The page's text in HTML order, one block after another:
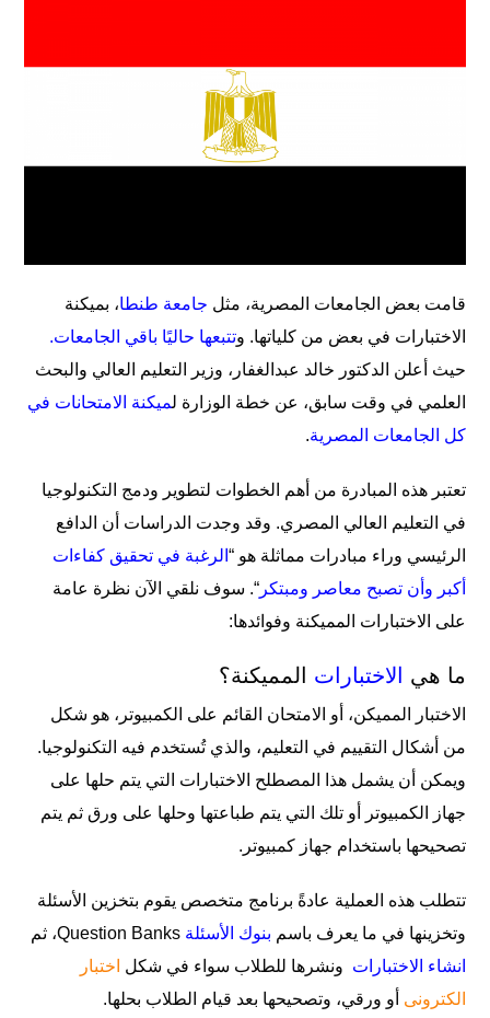
قامت بعض الجامعات المصرية، مثل جامعة طنطا، بميكنة
الاختبارات في بعض من كلياتها. وتتبعها حاليًا باقي الجامعات.
حيث أعلن الدكتور خالد عبدالغفار، وزير التعليم العالي والبحث
العلمي في وقت سابق، عن خطة الوزارة لميكنة الامتحانات في
كل الجامعات المصرية.
تعتبر هذه المبادرة من أهم الخطوات لتطوير ودمج التكنولوجيا
في التعليم العالي المصري. وقد وجدت الدراسات أن الدافع
الرئيسي وراء مبادرات مماثلة هو “ الرغبة في تحقيق كفاءات
أكبر وأن تصبح معاصر ومبتكر“
. سوف نلقي الآن نظرة عامة
على الاختبارات المميكنة وفوائدها:
ما هي الاختبارات المميكنة؟
الاختبار المميكن، أو الامتحان القائم على الكمبيوتر، هو شكل
من أشكال التقييم في التعليم، والذي تُستخدم فيه التكنولوجيا.
ويمكن أن يشمل هذا المصطلح الاختبارات التي يتم حلها على
جهاز الكمبيوتر أو تلك التي يتم طباعتها وحلها على ورق ثم يتم
تصحيحها باستخدام جهاز كمبيوتر.
تتطلب هذه العملية عادةً برنامج متخصص يقوم بتخزين الأسئلة
وتخزينها في ما يعرف باسم بنوك الأسئلة Question Banks، ثم
انشاء الاختبارات ونشرها للطلاب سواء في شكل اختبار
الكترونى أو ورقي، وتصحيحها بعد قيام الطلاب بحلها.